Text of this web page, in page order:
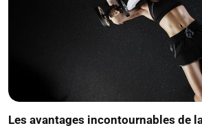
Les avantages incontournables de